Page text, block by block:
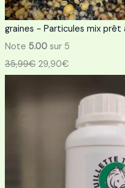
graines - Particules mix prêt
Note 5.00sur 5
35,99€ 29,90€